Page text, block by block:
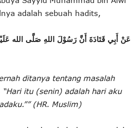
adalah sebuah hadits,
عَنْ أَبِي قَتَادَةَ أَنَّ رَسُوْلَ اللهِ صَلَّى الله
ditanya tentang masalah
itu (senin) adalah hari aku
(HR. Muslim)